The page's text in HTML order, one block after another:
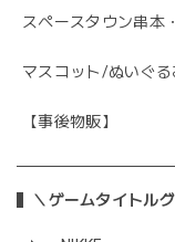
スペースタウン串本
マスコット/ぬいぐる
【事後物販】
＼ゲームタイトル